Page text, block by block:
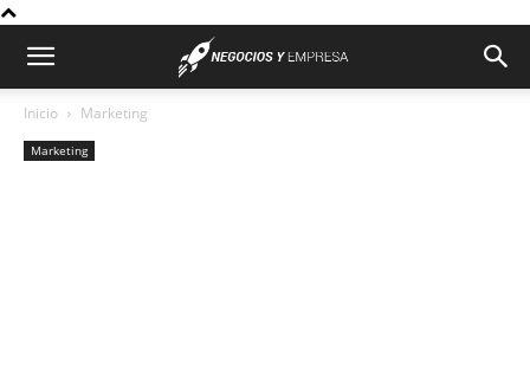
Inicio Marketing
Marketing